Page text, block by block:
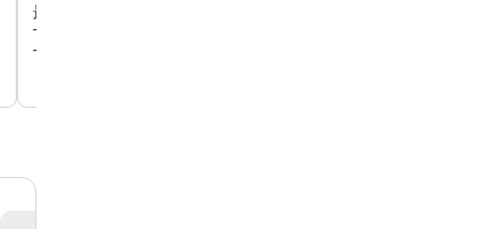
最大4名まで宿泊できるコネクティングルームのオプショ
す。家族やグループでの旅行に十分な広さとプライバシ
す。